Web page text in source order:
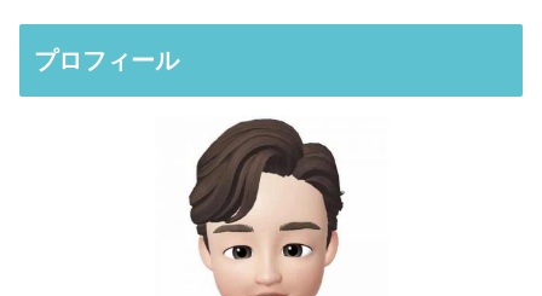
プロフィール